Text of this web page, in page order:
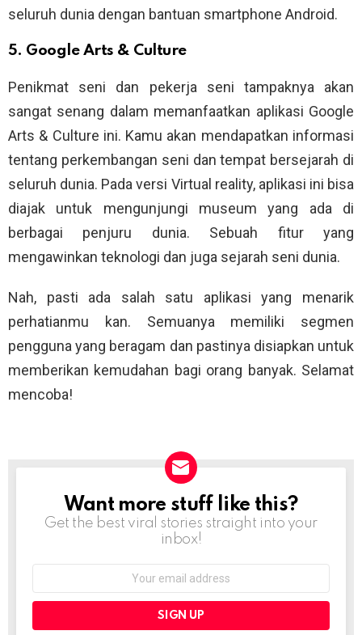
seluruh dunia dengan bantuan smartphone Android.
5. Google Arts & Culture
Penikmat seni dan pekerja seni tampaknya akan
sangat senang dalam memanfaatkan aplikasi Google
Arts & Culture ini. Kamu akan mendapatkan informasi
tentang perkembangan seni dan tempat bersejarah di
seluruh dunia. Pada versi Virtual reality, aplikasi ini bisa
diajak untuk mengunjungi museum yang ada di
berbagai penjuru dunia. Sebuah fitur yang
mengawinkan teknologi dan juga sejarah seni dunia.
Nah, pasti ada salah satu aplikasi yang menarik
perhatianmu kan. Semuanya memiliki segmen
pengguna yang beragam dan pastinya disiapkan untuk
memberikan kemudahan bagi orang banyak. Selamat
mencoba!
NEWSLETTER
Want more stuff like this?
Get the best viral stories straight into your
inbox!